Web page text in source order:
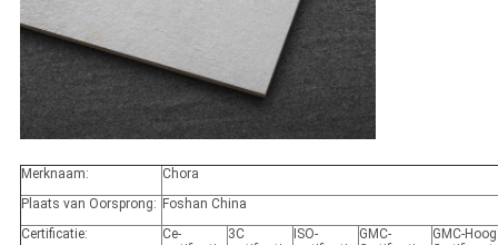
Merknaam:
Chora
Plaats van Oorsprong: Foshan China
Certificatie:
Ce-
3C
ISO-
GMC-
GMC-Hoog